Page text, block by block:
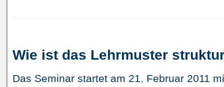
Wie ist das Lehrmuster
Das Seminar startet am 21. Februar 2011